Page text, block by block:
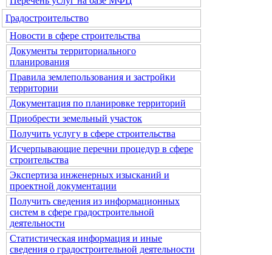
Градостроительство
Новости в сфере строительства
Документы территориального
планирования
Правила землепользования и застройки
территории
Документация по планировке территорий
Приобрести земельный участок
Получить услугу в сфере строительства
Исчерпывающие перечни процедур в сфере
строительства
Экспертиза инженерных изысканий и
проектной документации
Получить сведения из информационных
систем в сфере градостроительной
деятельности
Статистическая информация и иные
сведения о градостроительной деятельности